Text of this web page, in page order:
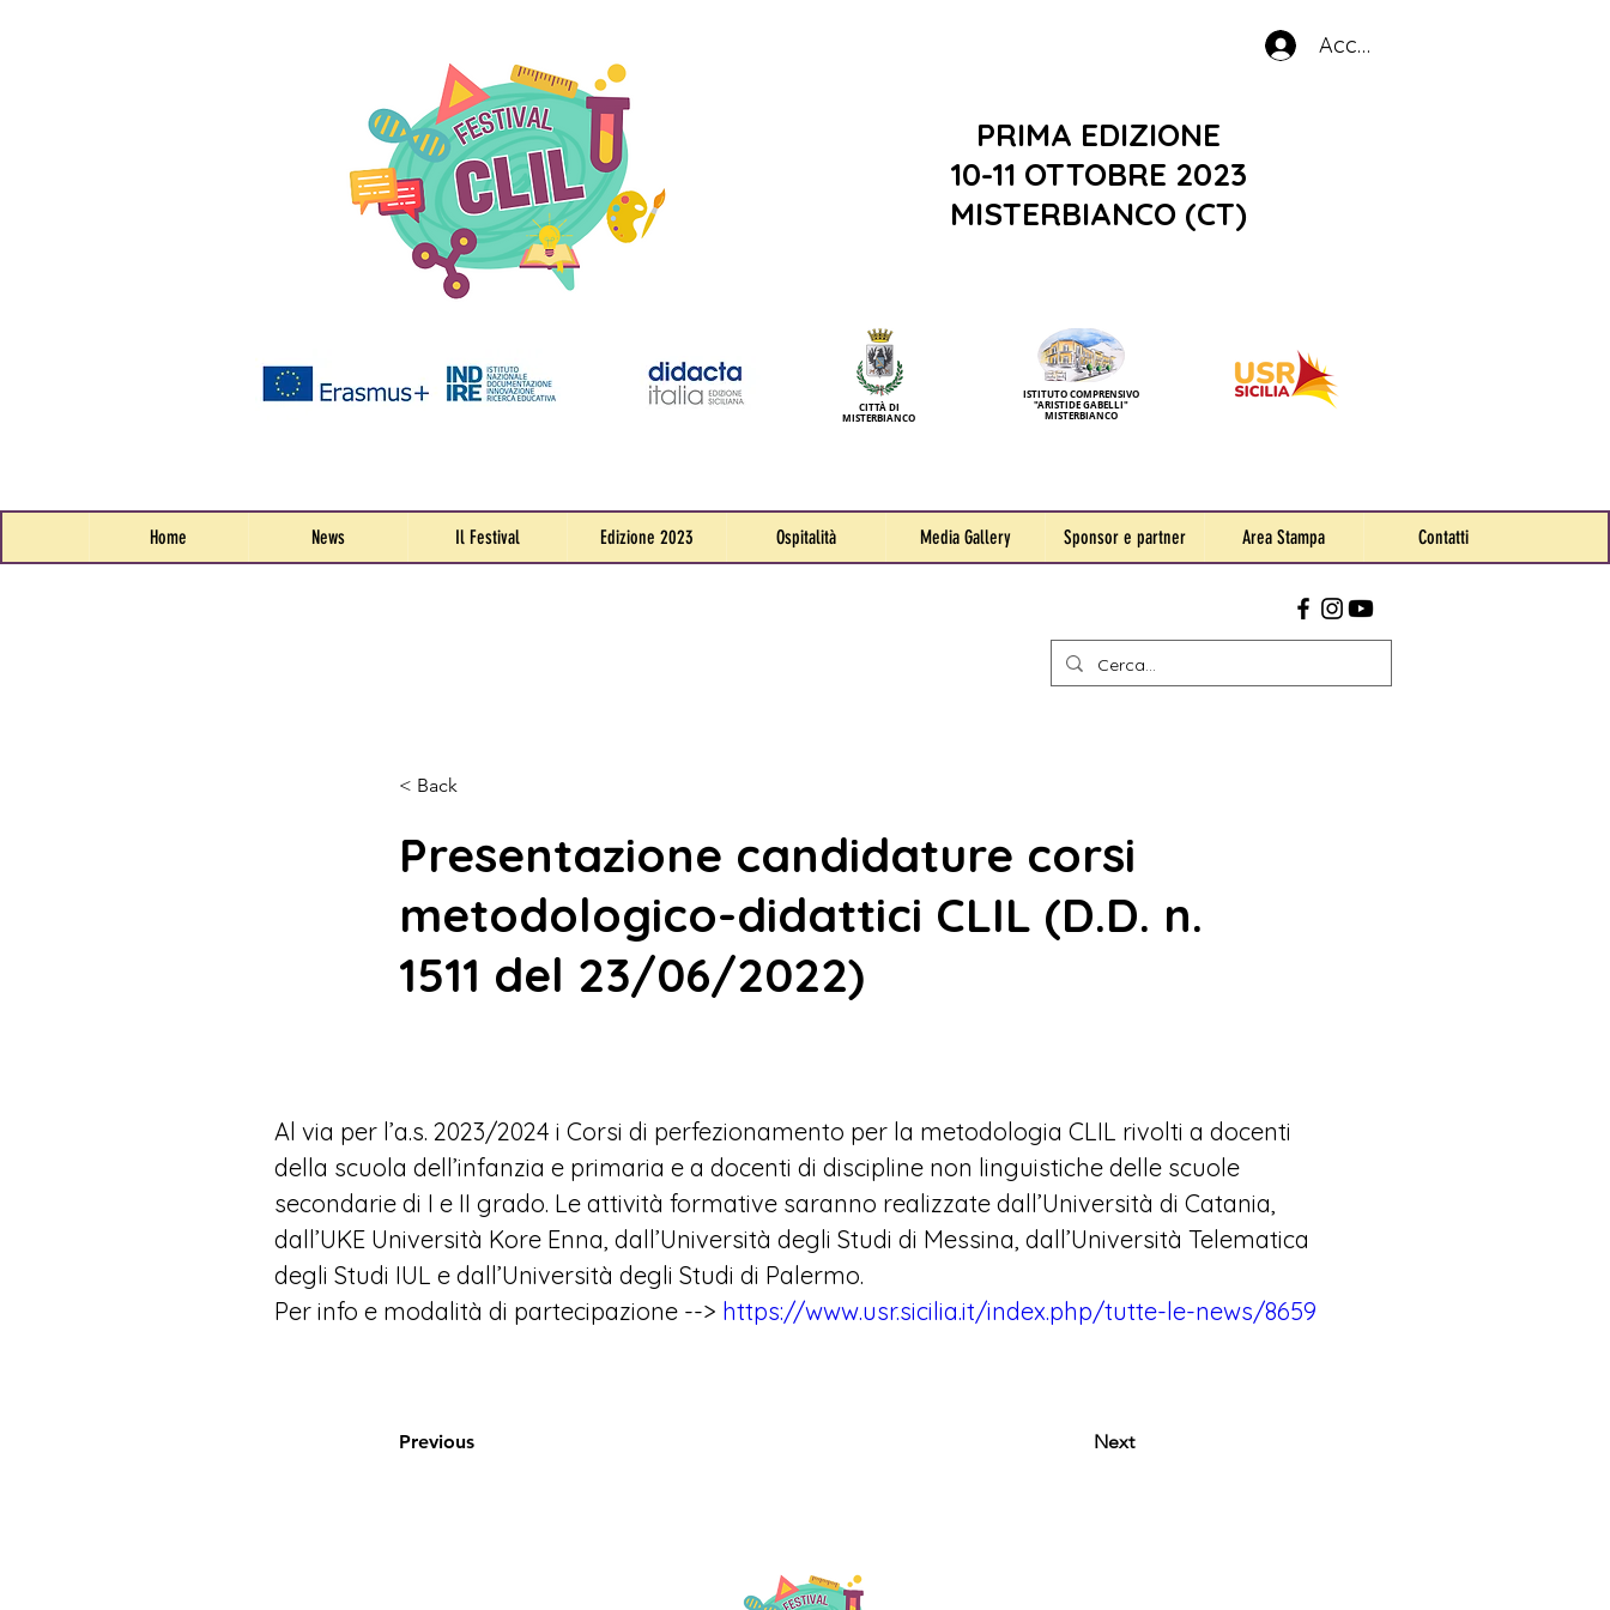
Accedi
PRIMA EDIZIONE
10-11 OTTOBRE 2023
MISTERBIANCO (CT)
CITTÀ DI
MISTERBIANCO
ISTITUTO COMPRENSIVO
"ARISTIDE GABELLI"
MISTERBIANCO
Home News Il Festival Edizione 2023 Ospitalità Media Gallery Sponsor e partner Area Stampa Contatti
< Back
Presentazione candidature corsi
metodologico-didattici CLIL (D.D. n.
1511 del 23/06/2022)
Al via per l’a.s. 2023/2024 i Corsi di perfezionamento per la metodologia CLIL rivolti a docenti
della scuola dell’infanzia e primaria e a docenti di discipline non linguistiche delle scuole
secondarie di I e II grado. Le attività formative saranno realizzate dall’Università di Catania,
dall’UKE Università Kore Enna, dall’Università degli Studi di Messina, dall’Università Telematica
degli Studi IUL e dall’Università degli Studi di Palermo.
Per info e modalità di partecipazione --> https://www.usr.sicilia.it/index.php/tutte-le-news/8659
Previous Next